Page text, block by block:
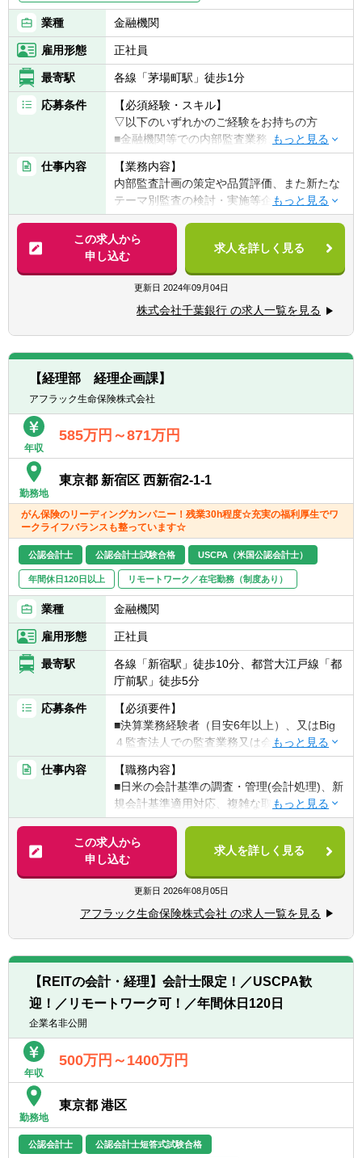
業種 金融機関
雇用形態 正社員
最寄駅 各線「茅場町駅」徒歩1分
応募条件
【必須経験・スキル】
▽以下のいずれかのご経験をお持ちの方
■金融機関等での内部監査業務、内部統制・
リスク管理・コンプライアンス・市場・与信
部門等での実務経験者
■監査法人等での内部監査に関するコンサル
ティング業務等の実務経験者
【求める人物像】
■高い倫理観を持ち、お客さまに誠実・真摯
に向き合えるアドバイザー（Integrity）
■お客さま本位を実践できる、資産形成のプ
ロフェッショナル（Professional）
仕事内容
【業務内容】
内部監査計画の策定や品質評価、また新たな
テーマ別監査の検討・実施等企画業務を中心
に、営業店往査を行う際の電話録音の検証や
往査時の営業店ヒアリングを担っていただき
ます。
【組織ミッション】
監査部は取締役会直轄の組織として、取締役
会の目となり耳となり、業務執行部門におけ
る内部管理態勢の客観的な検証や改善提言等
を通じて、経営目標の達成に貢献することを
ミッションとしています。
【キャリアパス】
制度を用いています。年に1～2回、評価とご
設けており、基本的には3～5年程度でジョブ
ローテーションを実施し、営業から本社企画
や管理系のキャリアを歩む可能性もありま
す。
【このポジションの魅力】
■仕事の魅力
監査部は取締役会直轄の組織として、内部管
理態勢の客観的な検証や改善提言等を通じ
て、経営目標の達成に貢献するとのミッショ
ンがあり、経営に直結するやりがいのある業
務です。
■職場環境の魅力
社内は座席がフリーアドレス制になっていま
すが、監査部はその秘匿性から個別に部室を
あてがわれています。部員は現在6名と小所
帯のなか、風通しが良く心理的安全性が確保
された職場環境です。銀行監査部と密接に連
携しており、銀行へのトレーニー派遣による
スキルアップの機会があります。
この求人から
申し込む
求人を詳しく見る
更新日 2024年09月04日
株式会社千葉銀行 の求人一覧を見る
【経理部 経理企画課】
アフラック生命保険株式会社
年収
585万円～871万円
勤務地
東京都 新宿区 西新宿2-1-1
がん保険のリーディングカンパニー！残業30h程度☆充実の福利厚生でワ
ークライフバランスも整っています☆
公認会計士 公認会計士試験合格 USCPA（米国公認会計士）
年間休日120日以上 リモートワーク／在宅勤務（制度あり）
業種 金融機関
雇用形態 正社員
最寄駅
各線「新宿駅」徒歩10分、都営大江戸線「都
庁前駅」徒歩5分
応募条件
【必須要件】
■決算業務経験者（目安6年以上）、又はBig
４監査法人での監査業務又は会計アドバイザ
リー業務経験者
■プレゼンテーション、口頭、書面、対人に
おける優れたコミュニケーションスキルを有
する方
■英語力（英文資料作成、英語でのWeb会議
参加等）
■非喫煙者もしくは入社時点で喫煙されな
い・禁煙する意志がある方
【歓迎される経験・スキル】
■日商簿記１級合格者
■金融機関での決算業務経験者（目安6年以
上）
関係部門との調整・統合を組織長の方針のも
とで補佐する
■新規投資案件・投資戦略等に関し、日米資
産運用部門および米国本社ファイナンス部門
等との適正な会計基準の選択に関するアドバ
イスや調整を組織長の方針のもとで補佐する
仕事内容
【職務内容】
■日米の会計基準の調査・管理(会計処理)、新
規会計基準適用対応、複雑な取引に対する会
計処理の検討及び、新規ビジネス（新規商
品、企業買収、関連会社設立等）に係る会計
処理方針の策定
■会計処理、報告プロセスの構築、事業部門
からの要請に基づく各種プロジェクト対応
■公認会計士との契約締結並びに委託事項の
管理、外部監査対応窓口、財務報告に係る内
部統制評価に関する事項(内部監査部所管業務
を除く)への対応
■経理部内の他課に対する業務支援※決算業務
含む
この求人から
申し込む
求人を詳しく見る
更新日 2026年08月05日
アフラック生命保険株式会社 の求人一覧を見る
【REITの会計・経理】会計士限定！／USCPA歓
迎！／リモートワーク可！／年間休日120日
企業名非公開
年収
500万円～1400万円
勤務地
東京都 港区
公認会計士 公認会計士短答式試験合格